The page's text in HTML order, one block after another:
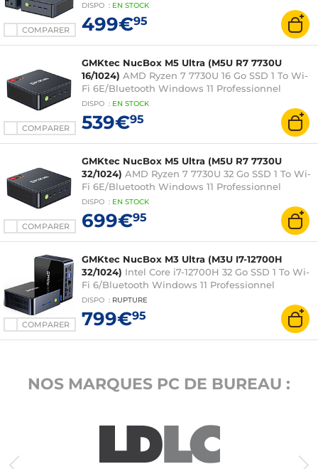
COMPARER
DISPO : EN STOCK
499€95
COMPARER
GMKtec NucBox M5 Ultra (M5U R7 7730U
16/1024) AMD Ryzen 7 7730U 16 Go SSD 1 To Wi-
Fi 6E/Bluetooth Windows 11 Professionnel
DISPO : EN STOCK
539€95
COMPARER
GMKtec NucBox M5 Ultra (M5U R7 7730U
32/1024) AMD Ryzen 7 7730U 32 Go SSD 1 To Wi-
Fi 6E/Bluetooth Windows 11 Professionnel
DISPO : EN STOCK
699€95
COMPARER
GMKtec NucBox M3 Ultra (M3U I7-12700H
32/1024) Intel Core i7-12700H 32 Go SSD 1 To Wi-
Fi 6/Bluetooth Windows 11 Professionnel
DISPO : RUPTURE
799€95
NOS MARQUES PC DE BUREAU :